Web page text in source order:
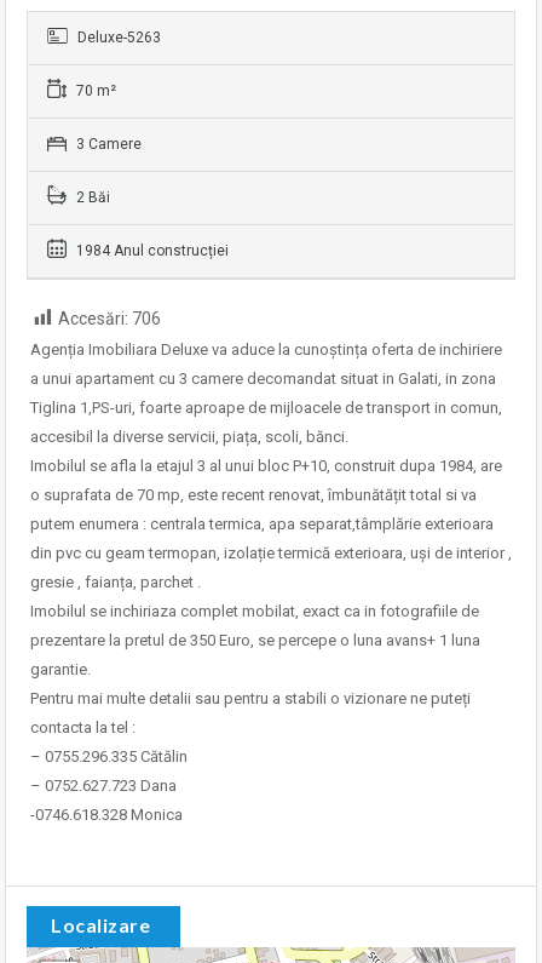
Deluxe-5263
70 m²
3 Camere
2 Băi
1984 Anul construcției
Accesări: 706
Agenția Imobiliara Deluxe va aduce la cunoștința oferta de inchiriere
a unui apartament cu 3 camere decomandat situat in Galati, in zona
Tiglina 1,PS-uri, foarte aproape de mijloacele de transport in comun,
accesibil la diverse servicii, piața, scoli, bănci.
Imobilul se afla la etajul 3 al unui bloc P+10, construit dupa 1984, are
o suprafata de 70 mp, este recent renovat, îmbunătățit total si va
putem enumera : centrala termica, apa separat,tâmplărie exterioara
din pvc cu geam termopan, izolație termică exterioara, uși de interior ,
gresie , faianța, parchet .
Imobilul se inchiriaza complet mobilat, exact ca in fotografiile de
prezentare la pretul de 350 Euro, se percepe o luna avans+ 1 luna
garantie.
Pentru mai multe detalii sau pentru a stabili o vizionare ne puteți
contacta la tel :
– 0755.296.335 Cătălin
– 0752.627.723 Dana
-0746.618.328 Monica
Localizare